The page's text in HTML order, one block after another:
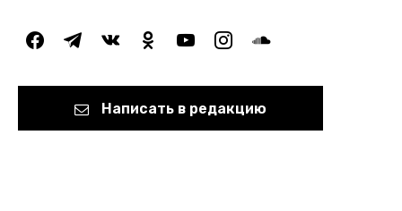
facebooktelegramvkontakteodnoklassniki
youtubeinstagramsoundcloud
Написать в редакцию